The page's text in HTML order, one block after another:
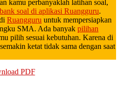
kamu perbanyaklah latihan soal,
soal di aplikasi Ruangguru.
Ruangguru untuk mempersiapkan
SMA. Ada banyak pilihan
pilih sesuai kebutuhan. Karena di
ketat tidak sama dengan saat
PDF